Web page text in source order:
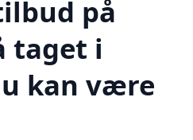
på
taget i
kan være